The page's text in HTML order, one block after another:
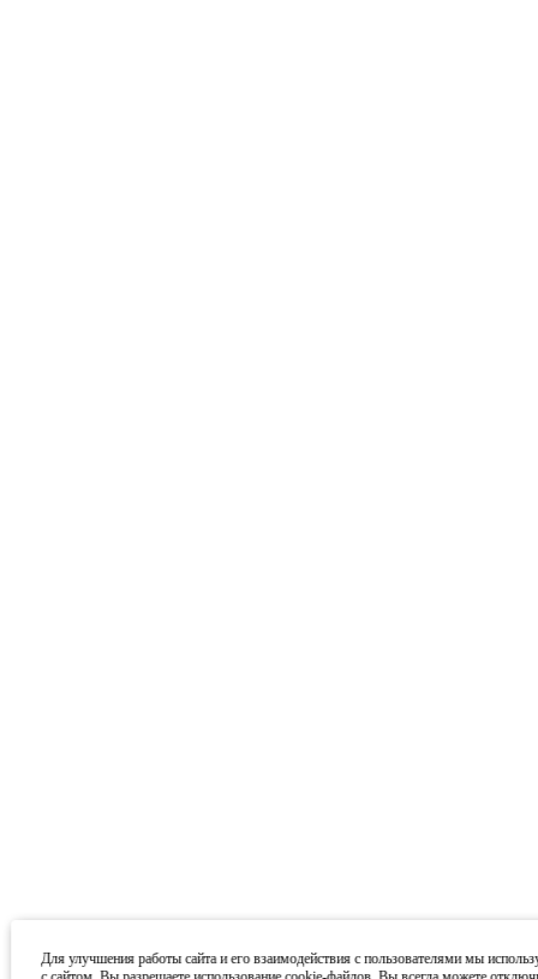
Для улучшения работы сайта и его взаимодействия с пользователями мы